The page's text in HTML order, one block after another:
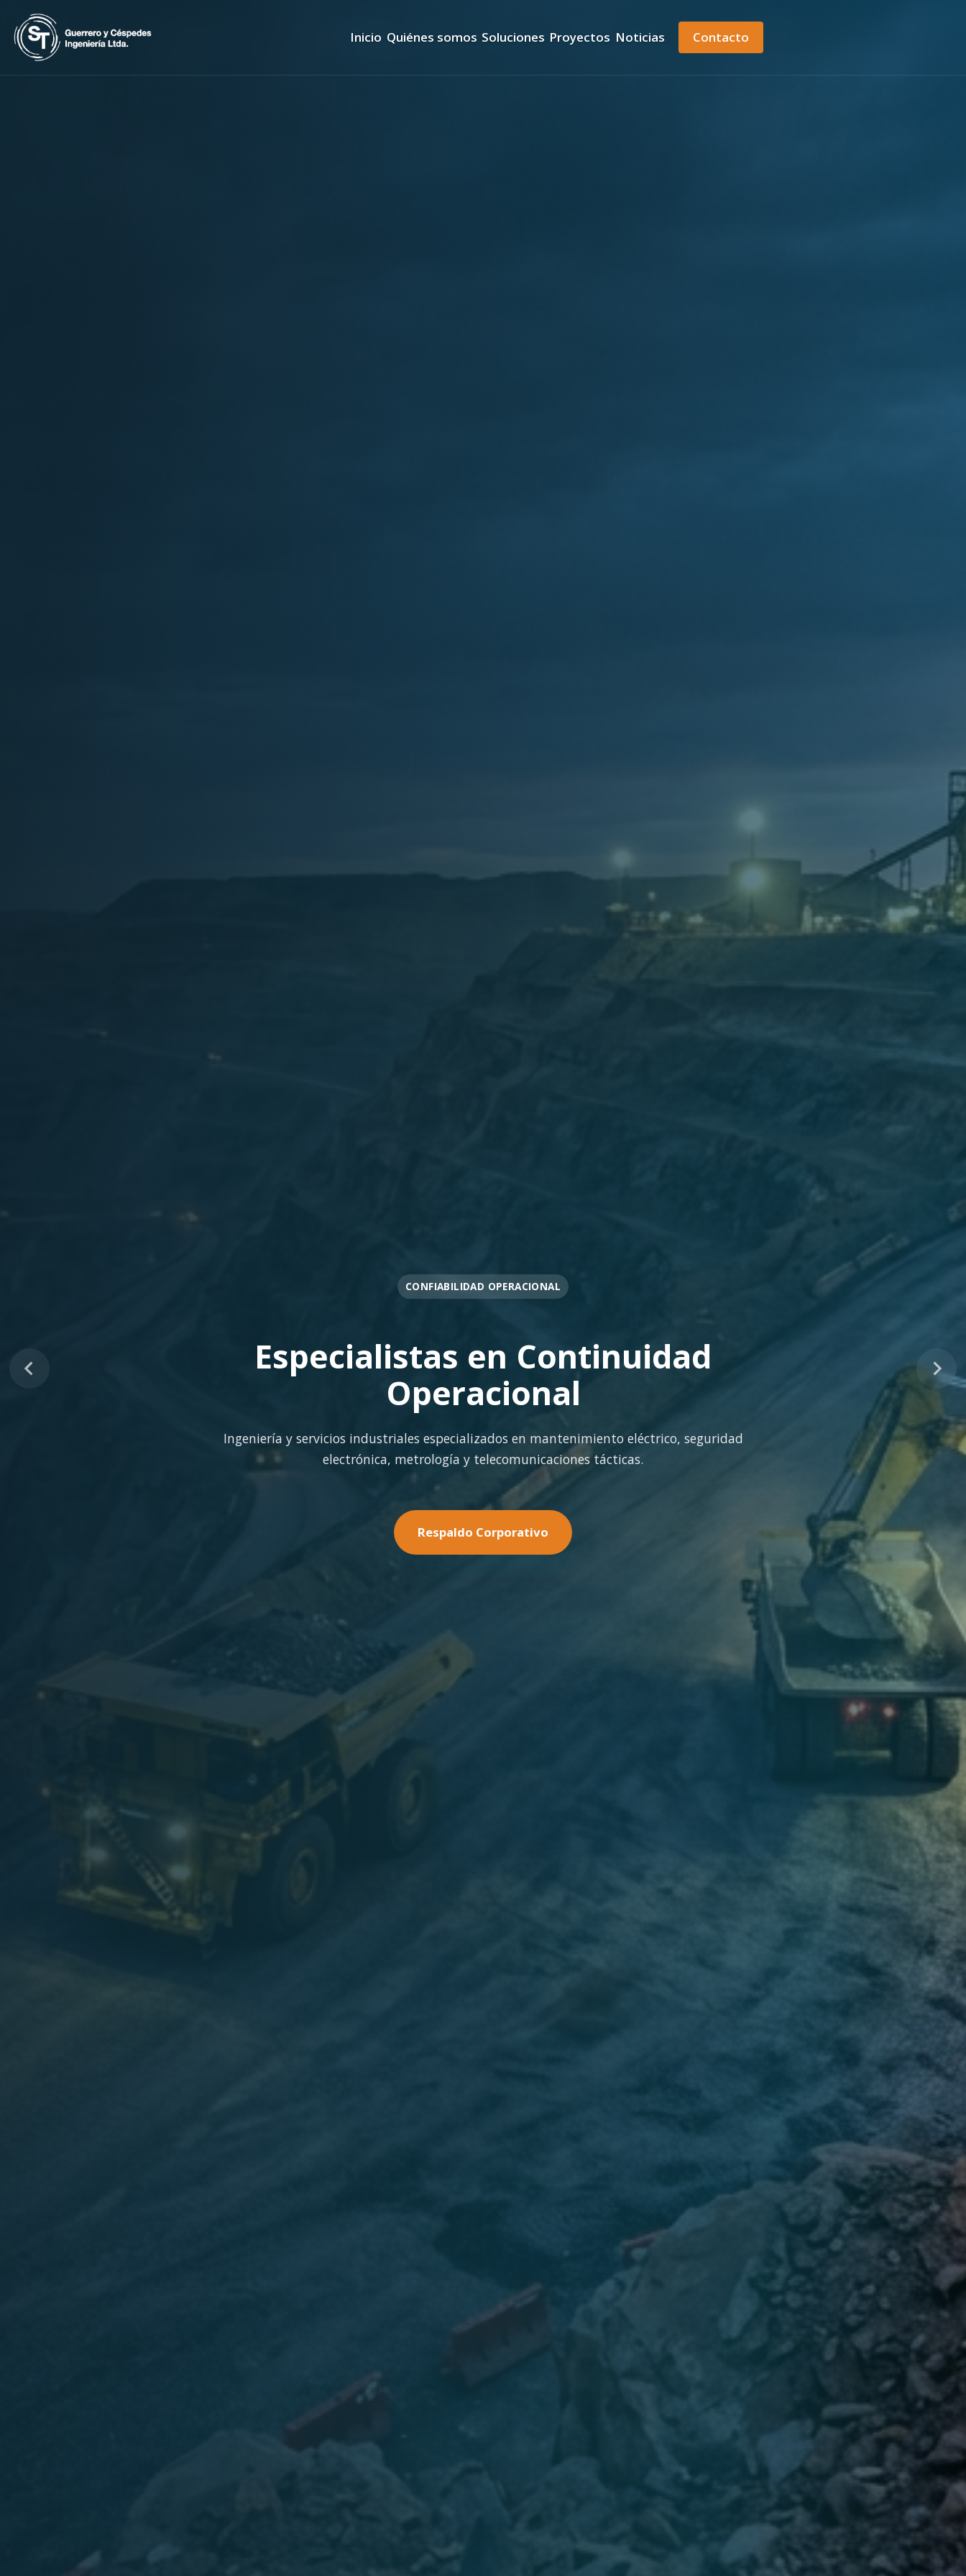
Inicio Quiénes somos Soluciones Proyectos Noticias Contacto
Soporte Operacional Continuo
minería pesada.
Nuestras Soluciones